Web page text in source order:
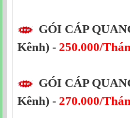
GÓI CÁP
Kênh) - 250.000/
GÓI CÁP
Kênh) - 270.000/